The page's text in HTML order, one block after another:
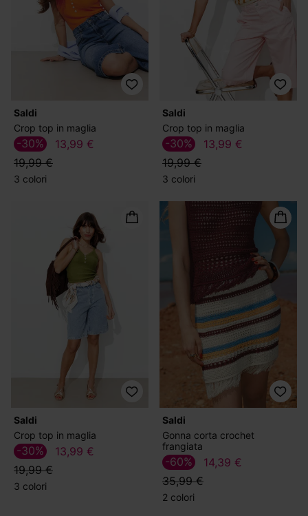
Saldi
Crop top in maglia
13,99 €
19,99 €
-30%
3 colori
Saldi
Crop top in maglia
13,99 €
19,99 €
-30%
3 colori
Saldi
Crop top in maglia
13,99 €
19,99 €
-30%
3 colori
Saldi
Gonna corta crochet
frangiata
14,39 €
35,99 €
-60%
2 colori